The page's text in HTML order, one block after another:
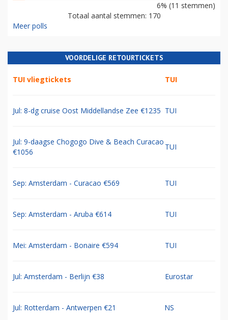
6% (11 stemmen)
Totaal aantal stemmen: 170
Meer polls
VOORDELIGE RETOURTICKETS
TUI vliegtickets TUI
Jul: 8-dg cruise Oost Middellandse Zee €1235 TUI
Jul: 9-daagse Chogogo Dive & Beach Curacao
€1056
TUI
Sep: Amsterdam - Curacao €569 TUI
Sep: Amsterdam - Aruba €614 TUI
Mei: Amsterdam - Bonaire €594 TUI
Jul: Amsterdam - Berlijn €38 Eurostar
Jul: Rotterdam - Antwerpen €21 NS